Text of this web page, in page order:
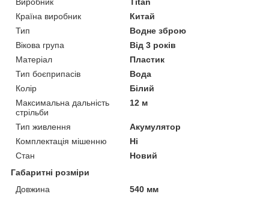
Країна виробник
Китай
Тип
Водне зброю
Вікова група
Від 3 років
Матеріал
Пластик
Тип боєприпасів
Вода
Колір
Білий
Максимальна дальність
стрільби
12 м
Тип живлення
Акумулятор
Комплектація мішенню
Ні
Стан
Новий
Габаритні розміри
Довжина
540 мм